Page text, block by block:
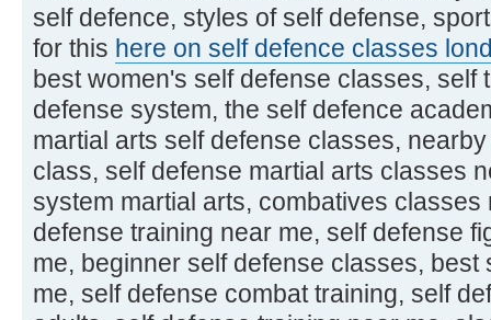
self defence, styles of self defense,
for this here on self defence classes
best women's self defense classes, self
defense system, the self defence
martial arts self defense classes,
class, self defense martial arts classes
system martial arts, combatives classes
defense training near me, self defense
me, beginner self defense classes,
me, self defense combat training, self